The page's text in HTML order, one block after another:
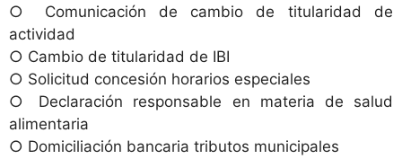
○ Comunicación de cambio de titularidad de
actividad
○ Cambio de titularidad de IBI
○ Solicitud concesión horarios especiales
○ Declaración responsable en materia de salud
alimentaria
○ Domiciliación bancaria tributos municipales